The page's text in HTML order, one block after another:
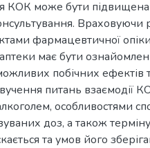
КОК може бути
Враховуючи
фармацевтичної
має бути
побічних ефектів
питань взаємодії
особливостями
доз, а також
та умов його